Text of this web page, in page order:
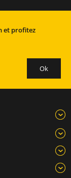
et profitez